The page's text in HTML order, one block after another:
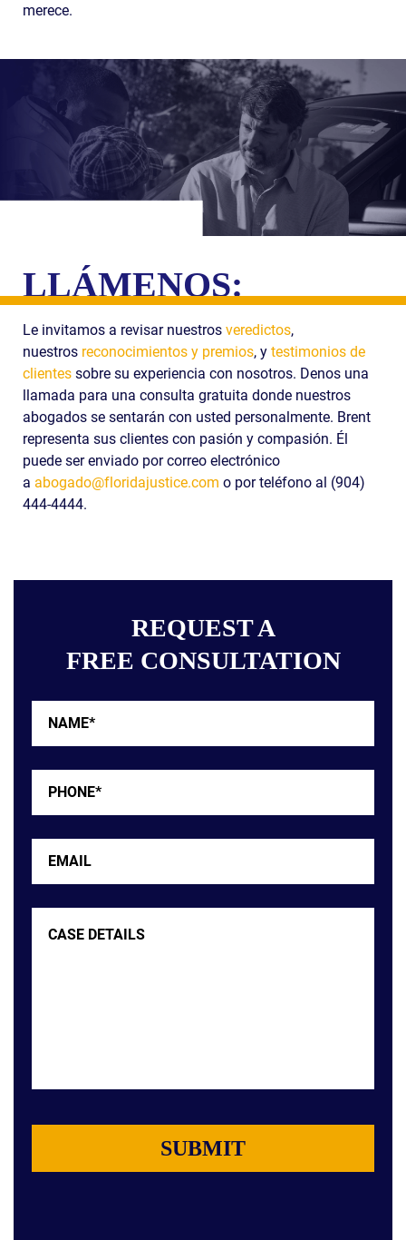
merece.
LLÁMENOS:
Le invitamos a revisar nuestros veredictos,
nuestros reconocimientos y premios, y testimonios de
clientes sobre su experiencia con nosotros. Denos una
llamada para una consulta gratuita donde nuestros
abogados se sentarán con usted personalmente. Brent
representa sus clientes con pasión y compasión. Él
puede ser enviado por correo electrónico
a abogado@floridajustice.com o por teléfono al (904)
444-4444.
REQUEST A
FREE CONSULTATION
Details